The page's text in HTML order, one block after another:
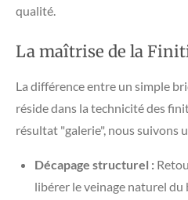
qualité.
​La maîtrise de la
​La différence entre un simple
réside dans la technicité des
résultat "galerie", nous suivons
Décapage structurel :
libérer le veinage naturel du